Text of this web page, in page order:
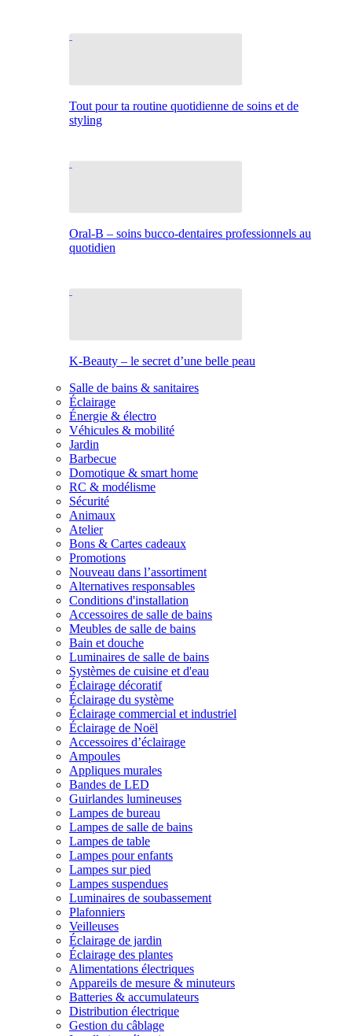
Tout pour ta routine quotidienne de soins et de
styling
Oral-B – soins bucco-dentaires professionnels au
quotidien
K-Beauty – le secret d’une belle peau
Salle de bains & sanitaires
Éclairage
Énergie & électro
Véhicules & mobilité
Jardin
Barbecue
Domotique & smart home
RC & modélisme
Sécurité
Animaux
Atelier
Bons & Cartes cadeaux
Promotions
Nouveau dans l’assortiment
Alternatives responsables
Conditions d'installation
Accessoires de salle de bains
Meubles de salle de bains
Bain et douche
Luminaires de salle de bains
Systèmes de cuisine et d'eau
Éclairage décoratif
Éclairage du système
Éclairage commercial et industriel
Éclairage de Noël
Accessoires d’éclairage
Ampoules
Appliques murales
Bandes de LED
Guirlandes lumineuses
Lampes de bureau
Lampes de salle de bains
Lampes de table
Lampes pour enfants
Lampes sur pied
Lampes suspendues
Luminaires de soubassement
Plafonniers
Veilleuses
Éclairage de jardin
Éclairage des plantes
Alimentations électriques
Appareils de mesure & minuteurs
Batteries & accumulateurs
Distribution électrique
Gestion du câblage